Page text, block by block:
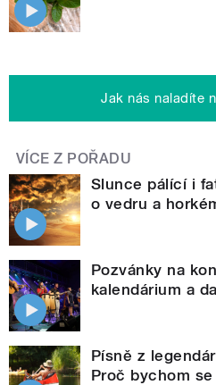
Jak nás naladíte
VÍCE Z POŘADU
Slunce pálící i
o vedru a
Pozvánky na
kalendárium a
Písně z
Proč bychom